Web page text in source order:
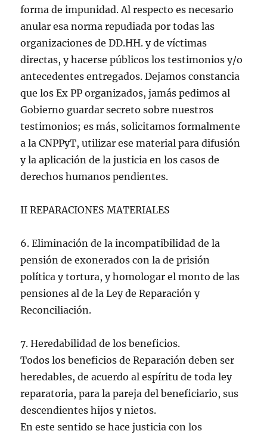
forma de impunidad. Al respecto es necesario
anular esa norma repudiada por todas las
organizaciones de DD.HH. y de víctimas
directas, y hacerse públicos los testimonios y/o
antecedentes entregados. Dejamos constancia
que los Ex PP organizados, jamás pedimos al
Gobierno guardar secreto sobre nuestros
testimonios; es más, solicitamos formalmente
a la CNPPyT, utilizar ese material para difusión
y la aplicación de la justicia en los casos de
derechos humanos pendientes.
II REPARACIONES MATERIALES
6. Eliminación de la incompatibilidad de la
pensión de exonerados con la de prisión
política y tortura, y homologar el monto de las
pensiones al de la Ley de Reparación y
Reconciliación.
7. Heredabilidad de los beneficios.
Todos los beneficios de Reparación deben ser
heredables, de acuerdo al espíritu de toda ley
reparatoria, para la pareja del beneficiario, sus
descendientes hijos y nietos.
En este sentido se hace justicia con los